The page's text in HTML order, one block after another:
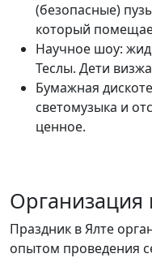
(безопасные)
который
Научное шоу:
Теслы. Дети
Бумажная
светомузыка и
ценное.
Организация
Праздник в Ялте
опытом проведения